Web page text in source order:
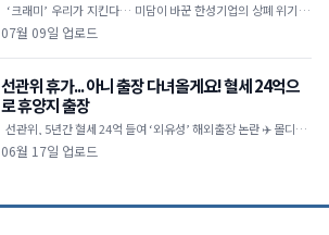
‘크래미’ 우리가 지킨다… 미담이 바꾼 한성기업의 상폐 위기 극
복 🦀상장폐지 시가총액 기준이 300억 원으로 강화
07월 09일 업로드
선관위 휴가... 아니 출장 다녀올게요! 혈세 24억으
로 휴양지 출장
코타키나발루 등 휴양지 방
06월 17일 업로드